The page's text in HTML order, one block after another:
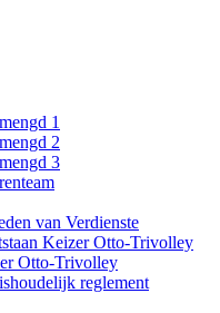
1
2
3
van Verdienste
Keizer Otto-Trivolley
Otto-Trivolley
reglement